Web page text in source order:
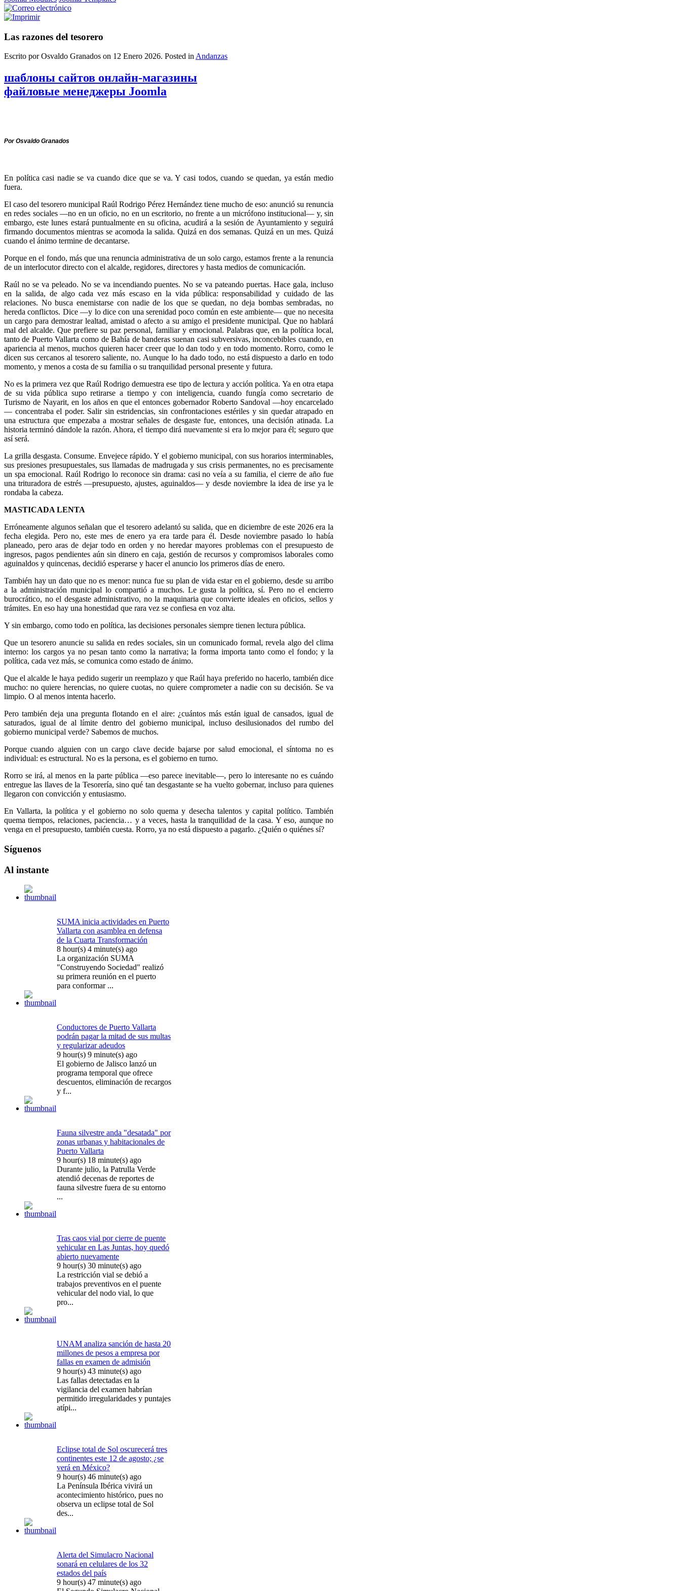
Las razones del tesorero
Escrito por Osvaldo Granados on 12 Enero 2026. Posted inAndanzas
шаблоны сайтов онлайн-магазины
файловые менеджеры Joomla
Por Osvaldo Granados
En política casi nadie se va cuando dice que se va. Y casi todos, cuando se quedan, ya están medio
fuera.
El caso del tesorero municipal Raúl Rodrigo Pérez Hernández tiene mucho de eso: anunció su renuncia
en redes sociales —no en un oficio, no en un escritorio, no frente a un micrófono institucional— y, sin
embargo, este lunes estará puntualmente en su oficina, acudirá a la sesión de Ayuntamiento y seguirá
firmando documentos mientras se acomoda la salida. Quizá en dos semanas. Quizá en un mes. Quizá
cuando el ánimo termine de decantarse.
Porque en el fondo, más que una renuncia administrativa de un solo cargo, estamos frente a la renuncia
de un interlocutor directo con el alcalde, regidores, directores y hasta medios de comunicación.
Raúl no se va peleado. No se va incendiando puentes. No se va pateando puertas. Hace gala, incluso
en la salida, de algo cada vez más escaso en la vida pública: responsabilidad y cuidado de las
relaciones. No busca enemistarse con nadie de los que se quedan, no deja bombas sembradas, no
hereda conflictos. Dice —y lo dice con una serenidad poco común en este ambiente— que no necesita
un cargo para demostrar lealtad, amistad o afecto a su amigo el presidente municipal. Que no hablará
mal del alcalde. Que prefiere su paz personal, familiar y emocional. Palabras que, en la política local,
tanto de Puerto Vallarta como de Bahía de banderas suenan casi subversivas, inconcebibles cuando, en
apariencia al menos, muchos quieren hacer creer que lo dan todo y en todo momento. Rorro, como le
dicen sus cercanos al tesorero saliente, no. Aunque lo ha dado todo, no está dispuesto a darlo en todo
momento, y menos a costa de su familia o su tranquilidad personal presente y futura.
No es la primera vez que Raúl Rodrigo demuestra ese tipo de lectura y acción política. Ya en otra etapa
de su vida pública supo retirarse a tiempo y con inteligencia, cuando fungía como secretario de
Turismo de Nayarit, en los años en que el entonces gobernador Roberto Sandoval —hoy encarcelado
— concentraba el poder. Salir sin estridencias, sin confrontaciones estériles y sin quedar atrapado en
una estructura que empezaba a mostrar señales de desgaste fue, entonces, una decisión atinada. La
historia terminó dándole la razón. Ahora, el tiempo dirá nuevamente si era lo mejor para él; seguro que
así será.
La grilla desgasta. Consume. Envejece rápido. Y el gobierno municipal, con sus horarios interminables,
sus presiones presupuestales, sus llamadas de madrugada y sus crisis permanentes, no es precisamente
un spa emocional. Raúl Rodrigo lo reconoce sin drama: casi no veía a su familia, el cierre de año fue
una trituradora de estrés —presupuesto, ajustes, aguinaldos— y desde noviembre la idea de irse ya le
rondaba la cabeza.
MASTICADA LENTA
Erróneamente algunos señalan que el tesorero adelantó su salida, que en diciembre de este 2026 era la
fecha elegida. Pero no, este mes de enero ya era tarde para él. Desde noviembre pasado lo había
planeado, pero aras de dejar todo en orden y no heredar mayores problemas con el presupuesto de
ingresos, pagos pendientes aún sin dinero en caja, gestión de recursos y compromisos laborales como
aguinaldos y quincenas, decidió esperarse y hacer el anuncio los primeros días de enero.
También hay un dato que no es menor: nunca fue su plan de vida estar en el gobierno, desde su arribo
a la administración municipal lo compartió a muchos. Le gusta la política, sí. Pero no el encierro
burocrático, no el desgaste administrativo, no la maquinaria que convierte ideales en oficios, sellos y
trámites. En eso hay una honestidad que rara vez se confiesa en voz alta.
Y sin embargo, como todo en política, las decisiones personales siempre tienen lectura pública.
Que un tesorero anuncie su salida en redes sociales, sin un comunicado formal, revela algo del clima
interno: los cargos ya no pesan tanto como la narrativa; la forma importa tanto como el fondo; y la
política, cada vez más, se comunica como estado de ánimo.
Que el alcalde le haya pedido sugerir un reemplazo y que Raúl haya preferido no hacerlo, también dice
mucho: no quiere herencias, no quiere cuotas, no quiere comprometer a nadie con su decisión. Se va
limpio. O al menos intenta hacerlo.
Pero también deja una pregunta flotando en el aire: ¿cuántos más están igual de cansados, igual de
saturados, igual de al límite dentro del gobierno municipal, incluso desilusionados del rumbo del
gobierno municipal verde? Sabemos de muchos.
Porque cuando alguien con un cargo clave decide bajarse por salud emocional, el síntoma no es
individual: es estructural. No es la persona, es el gobierno en turno.
Rorro se irá, al menos en la parte pública —eso parece inevitable—, pero lo interesante no es cuándo
entregue las llaves de la Tesorería, sino qué tan desgastante se ha vuelto gobernar, incluso para quienes
llegaron con convicción y entusiasmo.
En Vallarta, la política y el gobierno no solo quema y desecha talentos y capital político. También
quema tiempos, relaciones, paciencia… y a veces, hasta la tranquilidad de la casa. Y eso, aunque no
venga en el presupuesto, también cuesta. Rorro, ya no está dispuesto a pagarlo. ¿Quién o quiénes sí?
Síguenos
Al instante
SUMA inicia actividades en Puerto
Vallarta con asamblea en defensa
de la Cuarta Transformación
8 hour(s) 4 minute(s) ago
La organización SUMA
"Construyendo Sociedad" realizó
su primera reunión en el puerto
para conformar ...
Conductores de Puerto Vallarta
podrán pagar la mitad de sus multas
y regularizar adeudos
9 hour(s) 9 minute(s) ago
El gobierno de Jalisco lanzó un
programa temporal que ofrece
descuentos, eliminación de recargos
y f...
Fauna silvestre anda "desatada" por
zonas urbanas y habitacionales de
Puerto Vallarta
9 hour(s) 18 minute(s) ago
Durante julio, la Patrulla Verde
atendió decenas de reportes de
fauna silvestre fuera de su entorno
...
Tras caos vial por cierre de puente
vehicular en Las Juntas, hoy quedó
abierto nuevamente
9 hour(s) 30 minute(s) ago
La restricción vial se debió a
trabajos preventivos en el puente
vehicular del nodo vial, lo que
pro...
UNAM analiza sanción de hasta 20
millones de pesos a empresa por
fallas en examen de admisión
9 hour(s) 43 minute(s) ago
Las fallas detectadas en la
vigilancia del examen habrían
permitido irregularidades y puntajes
atípi...
Eclipse total de Sol oscurecerá tres
continentes este 12 de agosto; ¿se
verá en México?
9 hour(s) 46 minute(s) ago
La Península Ibérica vivirá un
acontecimiento histórico, pues no
observa un eclipse total de Sol
des...
Alerta del Simulacro Nacional
sonará en celulares de los 32
estados del país
9 hour(s) 47 minute(s) ago